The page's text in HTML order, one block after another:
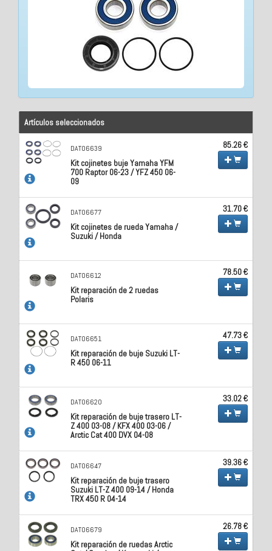
Artículos seleccionados
DAT06639
Kit cojinetes buje Yamaha YFM
700 Raptor 06-23 / YFZ 450 06-
09
85.26 €
DAT06677
Kit cojinetes de rueda Yamaha /
Suzuki / Honda
31.70 €
DAT06612
Kit reparación de 2 ruedas
Polaris
78.50 €
DAT06651
Kit reparación de buje Suzuki LT-
R 450 06-11
47.73 €
DAT06620
Kit reparación de buje trasero LT-
Z 400 03-08 / KFX 400 03-06 /
Arctic Cat 400 DVX 04-08
33.02 €
DAT06647
Kit reparación de buje trasero
Suzuki LT-Z 400 09-14 / Honda
TRX 450 R 04-14
39.36 €
DAT06679
Kit reparación de ruedas Arctic
26.78 €